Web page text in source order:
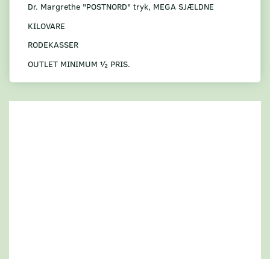
Dr. Margrethe "POSTNORD" tryk, MEGA SJÆLDNE
KILOVARE
RODEKASSER
OUTLET MINIMUM ½ PRIS.